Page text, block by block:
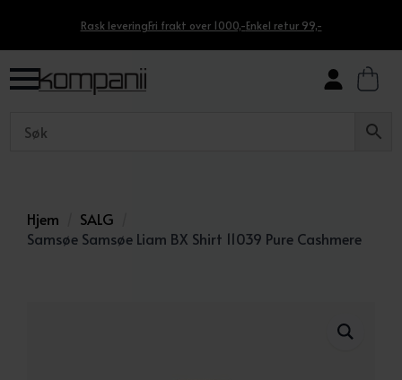
Rask leveringFri frakt over 1000,-Enkel retur 99,-
Hjem
SALG
Samsøe Samsøe Liam BX Shirt 11039 Pure Cashmere